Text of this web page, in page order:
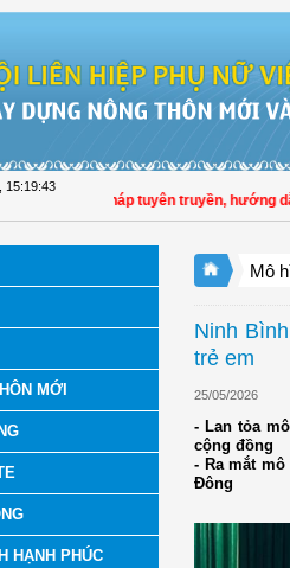
15:19:44
Đồng Tháp tuyên truyền, hướng dẫn,
MỚI
HẠNH PHÚC
Mô
Ninh
trẻ em
25/05/2026
- Lan tỏa
cộng đồng
- Ra mắt
Đông